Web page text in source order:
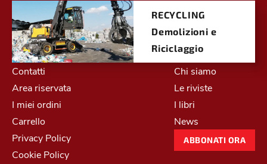
RECYCLING
Demolizioni e
Riciclaggio
Contatti
Area riservata
I miei ordini
Carrello
Privacy Policy
Cookie Policy
Chi siamo
Le riviste
I libri
News
ABBONATI ORA